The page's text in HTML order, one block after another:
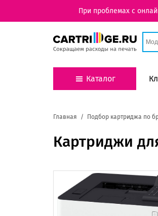
При проблемах с
Каталог
Главная Подбор картриджа по
Картриджи